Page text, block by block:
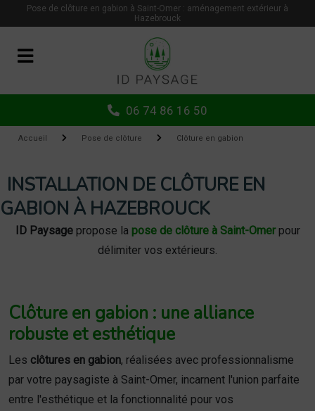
Pose de clôture en gabion à Saint-Omer : aménagement extérieur à
Hazebrouck
06 74 86 16 50
Accueil Pose de clôture Clôture en gabion
INSTALLATION DE CLÔTURE EN
GABION À HAZEBROUCK
ID Paysagepropose la pose de clôture à Saint-Omerpour
délimiter vos extérieurs.
Clôture en gabion : une alliance
robuste et esthétique
Les clôtures en gabion, réalisées avec professionnalisme
par votre paysagiste à Saint-Omer, incarnent l'union parfaite
entre l'esthétique et la fonctionnalité pour vos
Panneau de gestion des cookies